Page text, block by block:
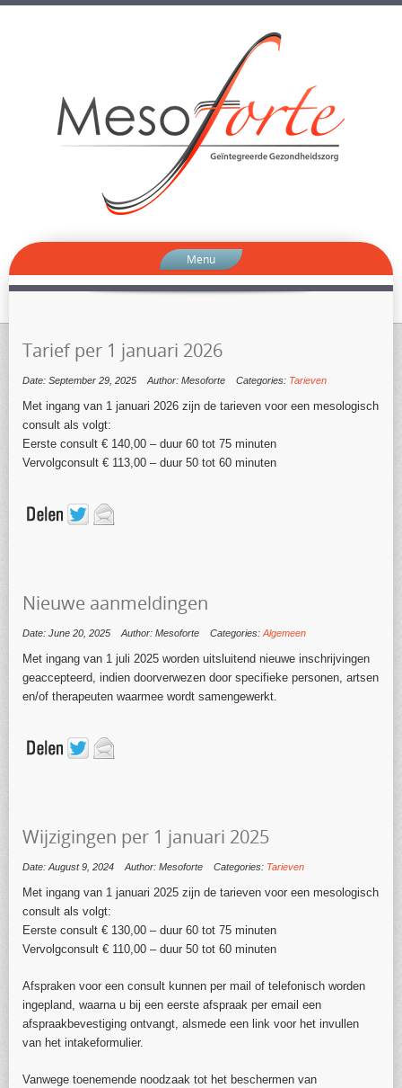
Menu
Tarief per 1 januari 2026
Date: September 29, 2025 Author: Mesoforte Categories: Tarieven
Met ingang van 1 januari 2026 zijn de tarieven voor een mesologisch
consult als volgt:
Eerste consult € 140,00 – duur 60 tot 75 minuten
Vervolgconsult € 113,00 – duur 50 tot 60 minuten
Nieuwe aanmeldingen
Date: June 20, 2025 Author: Mesoforte Categories:Algemeen
Met ingang van 1 juli 2025 worden uitsluitend nieuwe inschrijvingen
geaccepteerd, indien doorverwezen door specifieke personen, artsen
en/of therapeuten waarmee wordt samengewerkt.
Wijzigingen per 1 januari 2025
Date: August 9, 2024 Author: Mesoforte Categories: Tarieven
Met ingang van 1 januari 2025 zijn de tarieven voor een mesologisch
consult als volgt:
Eerste consult € 130,00 – duur 60 tot 75 minuten
Vervolgconsult € 110,00 – duur 50 tot 60 minuten
Afspraken voor een consult kunnen per mail of telefonisch worden
ingepland, waarna u bij een eerste afspraak per email een
afspraakbevestiging ontvangt, alsmede een link voor het invullen
van het intakeformulier.
Vanwege toenemende noodzaak tot het beschermen van